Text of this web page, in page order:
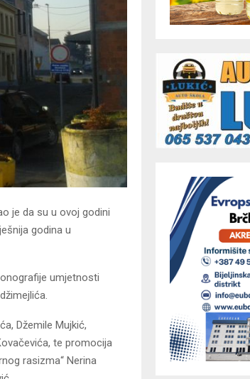
je da su u ovoj godini
godina u
umjetnosti
Džemile Mujkić,
te promocija
rasizma“ Nerina